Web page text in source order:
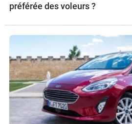
préférée des voleurs ?